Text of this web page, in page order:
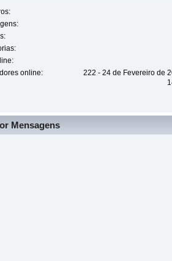
online:
222 - 24 de Fevereiro de
Mensagens